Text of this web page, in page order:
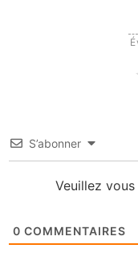
S’abonner
Veuillez
0 COMMENTAIRES